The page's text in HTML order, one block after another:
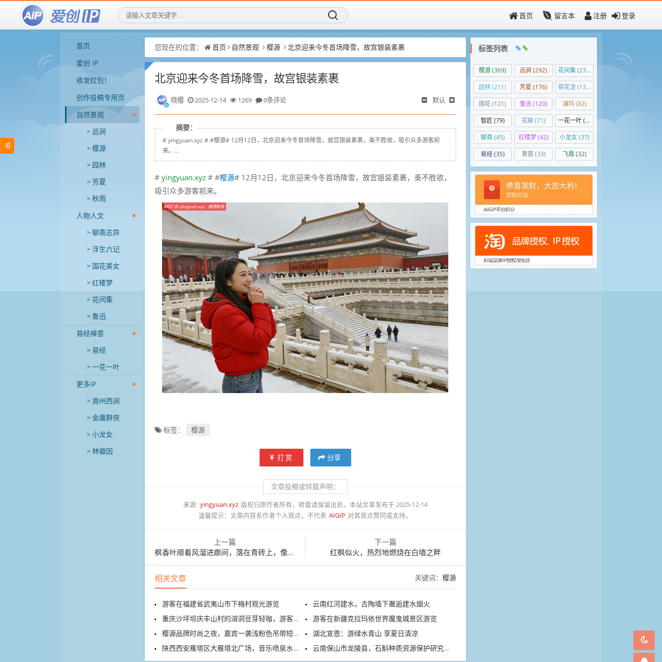
首页 留言本 注册 登录
首页
爱创 IP
收发红包！
创作投稿专用页
自然景观
远涧
樱源
园林
芳夏
秋雨
人物人文
聊斋志异
浮生六记
国花美女
红楼梦
花间集
鲁迅
易经禅意
易经
一花一叶
更多IP
滁州西涧
金庸群侠
小龙女
林徽因
您现在的位置： 首页 自然景观 樱源 北京迎来今冬首场降雪，故宫银装素裹
北京迎来今冬首场降雪，故宫银装素裹
晓樱 2025-12-14 1269 0条评论 默认
摘要：
# yingyuan.xyz # #樱源# 12月12日，北京迎来今冬首场降雪，故宫银装素裹，美不胜收，吸引众多游客前
来。...
# yingyuan.xyz # #樱源# 12月12日，北京迎来今冬首场降雪，故宫银装素裹，美不胜收，
吸引众多游客前来。
标签： 樱源
打赏 分享
文章投稿或转载声明：
来源: yingyuan.xyz 版权归原作者所有，转载请保留出处。本站文章发布于 2025-12-14
温馨提示：文章内容系作者个人观点，不代表 AIGIP 对其观点赞同或支持。
上一篇
枫香叶顺着风溜进廊间，落在青砖上，像秋递来的信笺
下一篇
红枫似火，热烈地燃烧在白墙之畔
相关文章 关键词： 樱源
游客在福建省武夷山市下梅村观光游览
云南红河建水，古陶墙下邂逅建水烟火
重庆沙坪坝庆丰山村的溶洞豆芽轻咖，游客正在游览打卡
游客在新疆克拉玛依世界魔鬼城景区游览
樱源品牌时尚之夜，嘉宾一袭浅粉色吊带短裙亮相
湖北宣恩：游绿水青山 享夏日清凉
陕西西安雁塔区大雁塔北广场，音乐喷泉水舞秀精彩上演
云南保山市龙陵县，石斛种质资源保护研究中心
标签列表
樱源(369) 远涧 (292) 花间集(236)
园林(211) 芳夏 (176) 荷花淀(139)
国花(121) 鲁迅(120) 浦玛(82)
智匠 (79) 花联(71) 一花一叶(50)
聊斋(45) 红楼梦(42) 小龙女(37)
易经(35) 黄蓉(33) 飞霞 (32)